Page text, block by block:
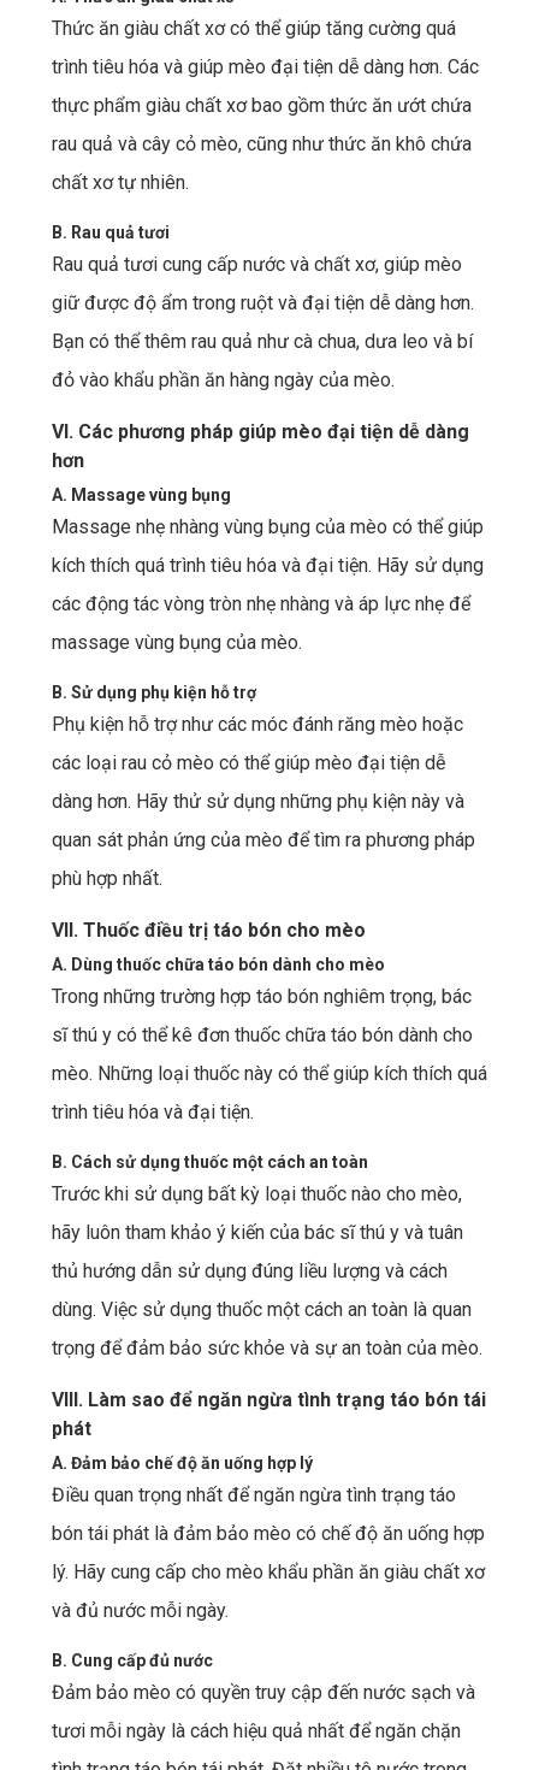
Thức ăn giàu chất xơ có thể giúp tăng cường quá
trình tiêu hóa và giúp mèo đại tiện dễ dàng hơn. Các
thực phẩm giàu chất xơ bao gồm thức ăn ướt chứa
rau quả và cây cỏ mèo, cũng như thức ăn khô chứa
chất xơ tự nhiên.
B. Rau quả tươi
Rau quả tươi cung cấp nước và chất xơ, giúp mèo
giữ được độ ẩm trong ruột và đại tiện dễ dàng hơn.
Bạn có thể thêm rau quả như cà chua, dưa leo và bí
đỏ vào khẩu phần ăn hàng ngày của mèo.
VI. Các phương pháp giúp mèo đại tiện dễ dàng
hơn
A. Massage vùng bụng
Massage nhẹ nhàng vùng bụng của mèo có thể giúp
kích thích quá trình tiêu hóa và đại tiện. Hãy sử dụng
các động tác vòng tròn nhẹ nhàng và áp lực nhẹ để
massage vùng bụng của mèo.
B. Sử dụng phụ kiện hỗ trợ
Phụ kiện hỗ trợ như các móc đánh răng mèo hoặc
các loại rau cỏ mèo có thể giúp mèo đại tiện dễ
dàng hơn. Hãy thử sử dụng những phụ kiện này và
quan sát phản ứng của mèo để tìm ra phương pháp
phù hợp nhất.
VII. Thuốc điều trị táo bón cho mèo
A. Dùng thuốc chữa táo bón dành cho mèo
Trong những trường hợp táo bón nghiêm trọng, bác
sĩ thú y có thể kê đơn thuốc chữa táo bón dành cho
mèo. Những loại thuốc này có thể giúp kích thích quá
trình tiêu hóa và đại tiện.
B. Cách sử dụng thuốc một cách an toàn
Trước khi sử dụng bất kỳ loại thuốc nào cho mèo,
hãy luôn tham khảo ý kiến ​​của bác sĩ thú y và tuân
thủ hướng dẫn sử dụng đúng liều lượng và cách
dùng. Việc sử dụng thuốc một cách an toàn là quan
trọng để đảm bảo sức khỏe và sự an toàn của mèo.
VIII. Làm sao để ngăn ngừa tình trạng táo bón tái
phát
A. Đảm bảo chế độ ăn uống hợp lý
Điều quan trọng nhất để ngăn ngừa tình trạng táo
bón tái phát là đảm bảo mèo có chế độ ăn uống hợp
lý. Hãy cung cấp cho mèo khẩu phần ăn giàu chất xơ
và đủ nước mỗi ngày.
B. Cung cấp đủ nước
Đảm bảo mèo có quyền truy cập đến nước sạch và
tươi mỗi ngày là cách hiệu quả nhất để ngăn chặn